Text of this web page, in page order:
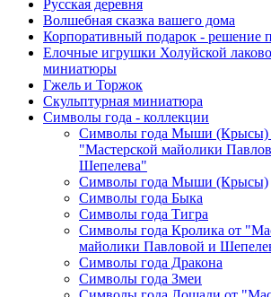
Русская деревня
Волшебная сказка вашего дома
Корпоративный подарок - решение
Елочные игрушки Холуйской
миниатюры
Гжель и Торжок
Скульптурная миниатюра
Символы года - коллекции
Символы года Мыши (Крысы)
"Мастерской майолики
Шепелева"
Символы года Мыши (Крысы)
Символы года Быка
Символы года Тигра
Символы года Кролика от
майолики Павловой и
Символы года Дракона
Символы года Змеи